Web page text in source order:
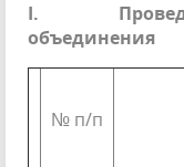
I.
объединения
№ п/п